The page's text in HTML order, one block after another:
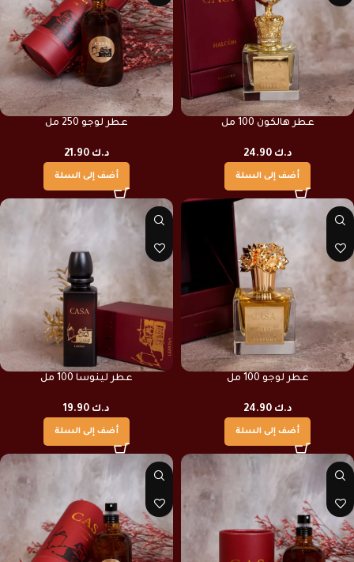
عطر هالكون 100 مل
د.ك 24.90
أضف إلى السلة
عطر لوجو 250 مل
د.ك 21.90
أضف إلى السلة
عطر لوجو 100 مل
د.ك 24.90
أضف إلى السلة
عطر لينوسا 100 مل
د.ك
أضف إلى السلة